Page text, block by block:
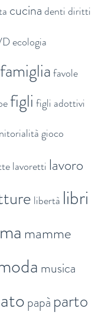
cucinadentidiritti
ecologia
famigliafavole
figli figli adottivi
gioco
lavoretti lavoro
libertà libri
mamme
musica
papà parto